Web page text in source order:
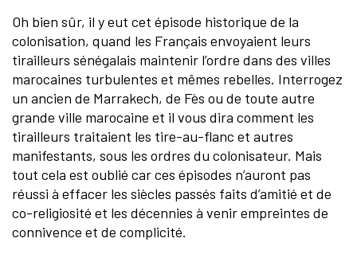
Oh bien sûr, il y eut cet épisode historique de la
colonisation, quand les Français envoyaient leurs
tirailleurs sénégalais maintenir l’ordre dans des villes
marocaines turbulentes et mêmes rebelles. Interrogez
un ancien de Marrakech, de Fès ou de toute autre
grande ville marocaine et il vous dira comment les
tirailleurs traitaient les tire-au-flanc et autres
manifestants, sous les ordres du colonisateur. Mais
tout cela est oublié car ces épisodes n’auront pas
réussi à effacer les siècles passés faits d’amitié et de
co-religiosité et les décennies à venir empreintes de
connivence et de complicité.